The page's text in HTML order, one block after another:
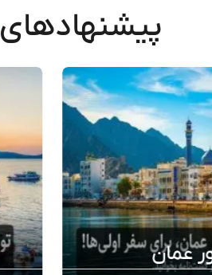
پیشنهادهای
تور کوش‌ آداسی